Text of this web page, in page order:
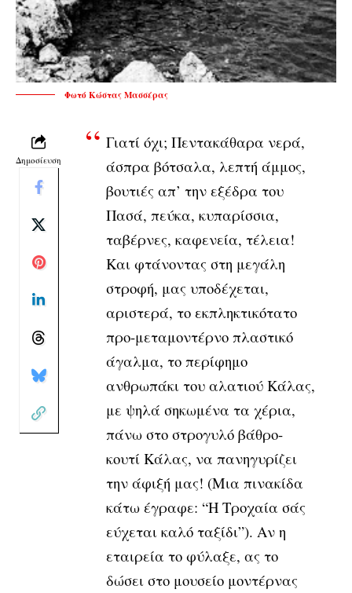
Φωτό Κώστας Μασσέρας
Δημοσίευση
Γιατί όχι; Πεντακάθαρα νερά,
άσπρα βότσαλα, λεπτή άμμος,
βουτιές απ’ την εξέδρα του
Πασά, πεύκα, κυπαρίσσια,
ταβέρνες, καφενεία, τέλεια!
Και φτάνοντας στη μεγάλη
στροφή, μας υποδέχεται,
αριστερά, το εκπληκτικότατο
προ-μεταμοντέρνο πλαστικό
άγαλμα, το περίφημο
ανθρωπάκι του αλατιού Κάλας,
με ψηλά σηκωμένα τα χέρια,
πάνω στο στρογυλό βάθρο-
κουτί Κάλας, να πανηγυρίζει
την άφιξή μας! (Μια πινακίδα
κάτω έγραφε: “Η Τροχαία σάς
εύχεται καλό ταξίδι”). Αν η
εταιρεία το φύλαξε, ας το
δώσει στο μουσείο μοντέρνας